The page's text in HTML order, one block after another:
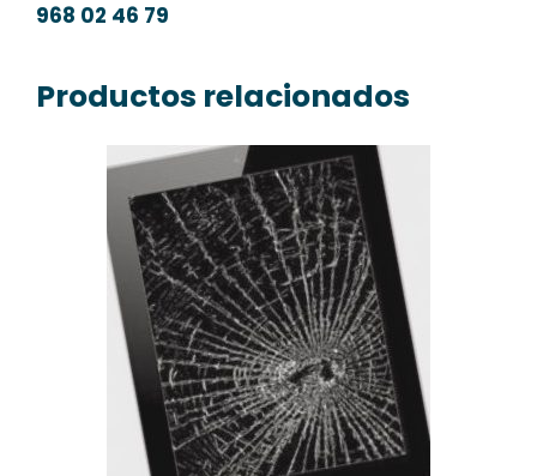
968 02 46 79
Productos relacionados